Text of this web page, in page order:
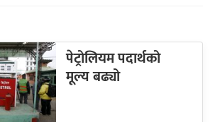
पेट्रोलियम पदार्थको
मूल्य बढ्यो